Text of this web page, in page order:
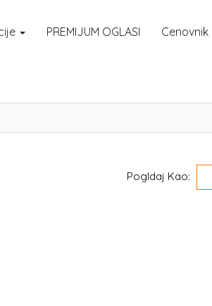
PREMIJUM OGLASI Cenovnik
Pogldaj Kao: